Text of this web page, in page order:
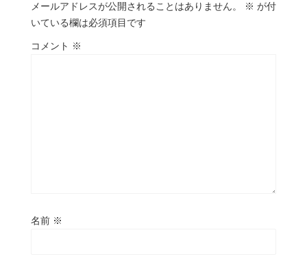
メールアドレスが公開されることはありません。 ※ が付
いている欄は必須項目です
コメント ※
名前 ※